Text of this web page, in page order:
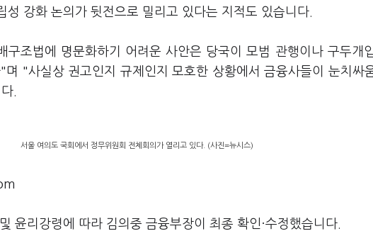
성 강화 논의가 뒷전으로 밀리고 있다는 지적도 있습니다.
구조법에 명문화하기 어려운 사안은 당국이 모범 관행이나 구두개
"사실상 권고인지 규제인지 모호한 상황에서 금융사들이 눈치싸
.
서울 여의도 국회에서 정무위원회 전체회의가 열리고 있다. (사진=뉴시스)
윤리강령에 따라 김의중 금융부장이 최종 확인·수정했습니다.